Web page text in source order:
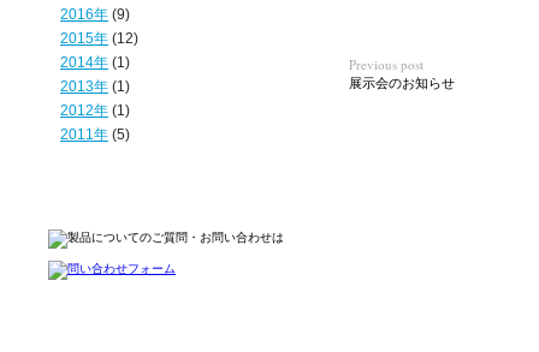
Previous post
展示会のお知らせ
2016年 (9)
2015年 (12)
2014年 (1)
2013年 (1)
2012年 (1)
2011年 (5)